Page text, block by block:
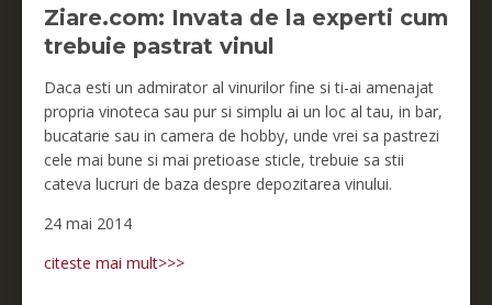
Ziare.com: Invata de la experti cum
trebuie pastrat vinul
Daca esti un admirator al vinurilor fine si ti-ai amenajat
propria vinoteca sau pur si simplu ai un loc al tau, in bar,
bucatarie sau in camera de hobby, unde vrei sa pastrezi
cele mai bune si mai pretioase sticle, trebuie sa stii
cateva lucruri de baza despre depozitarea vinului.
24 mai 2014
citeste mai mult>>>